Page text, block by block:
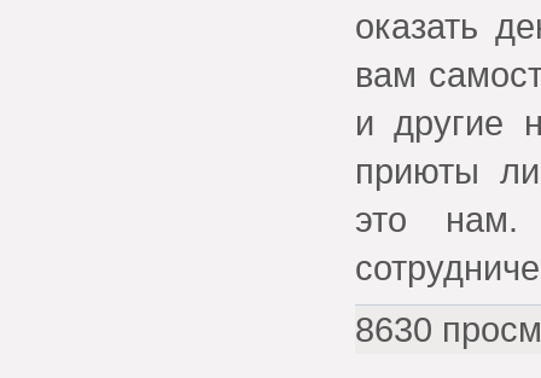
оказать
вам
и другие
приюты
это
8630